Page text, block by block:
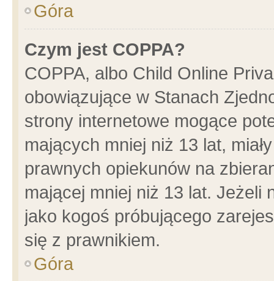
Góra
Czym jest COPPA?
COPPA, albo Child Online
obowiązujące w Stanach
strony internetowe mogące
mających mniej niż 13 lat,
prawnych opiekunów na
mającej mniej niż 13 lat. Jeżeli
jako kogoś próbującego
się z prawnikiem.
Góra